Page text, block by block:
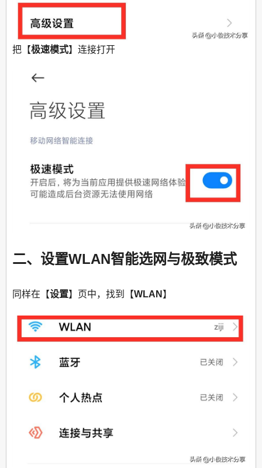
把【极速模式】连接打开
二、设置WLAN智能选网与极致模式
同样在【设置】页中，找到【WLAN 】